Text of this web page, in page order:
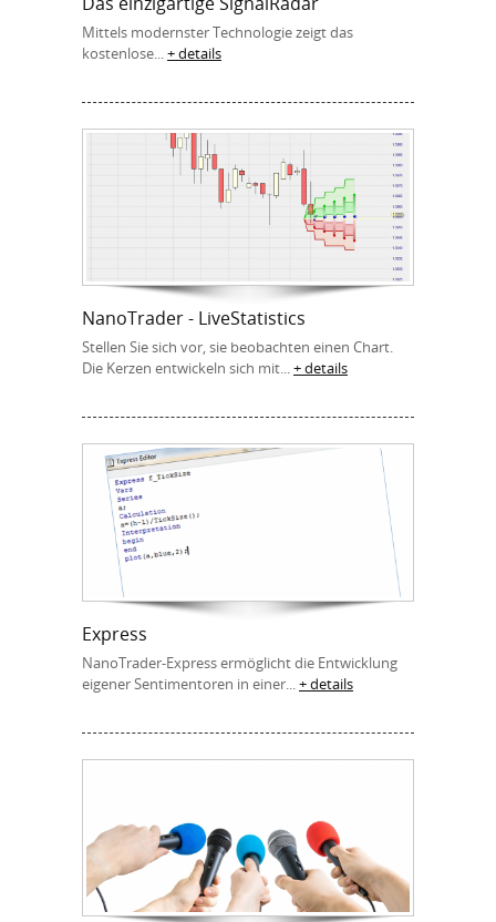
Mittels modernster Technologie zeigt das
kostenlose...+ details
NanoTrader - LiveStatistics
Stellen Sie sich vor, sie beobachten einen Chart.
Die Kerzen entwickeln sich mit...+ details
Express
NanoTrader-Express ermöglicht die Entwicklung
eigener Sentimentoren in einer... + details